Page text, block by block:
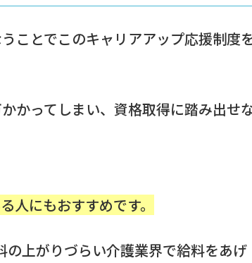
ことでこのキャリアアップ応援制度
かってしまい、資格取得に踏み出せ
人にもおすすめです。
上がりづらい介護業界で給料をあげ